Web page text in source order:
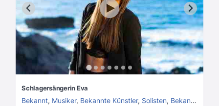
Schlagersängerin Eva
Bekannt, Musiker, Bekannte Künstler, Solisten, Bekannte Sängerinnen